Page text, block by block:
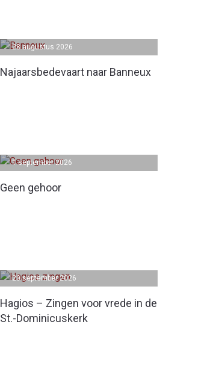
Najaarsbedevaart naar Banneux
28 augustus 2026
Geen gehoor
1 september 2026
Hagios – Zingen voor vrede in de
St.-Dominicuskerk
20 september 2026